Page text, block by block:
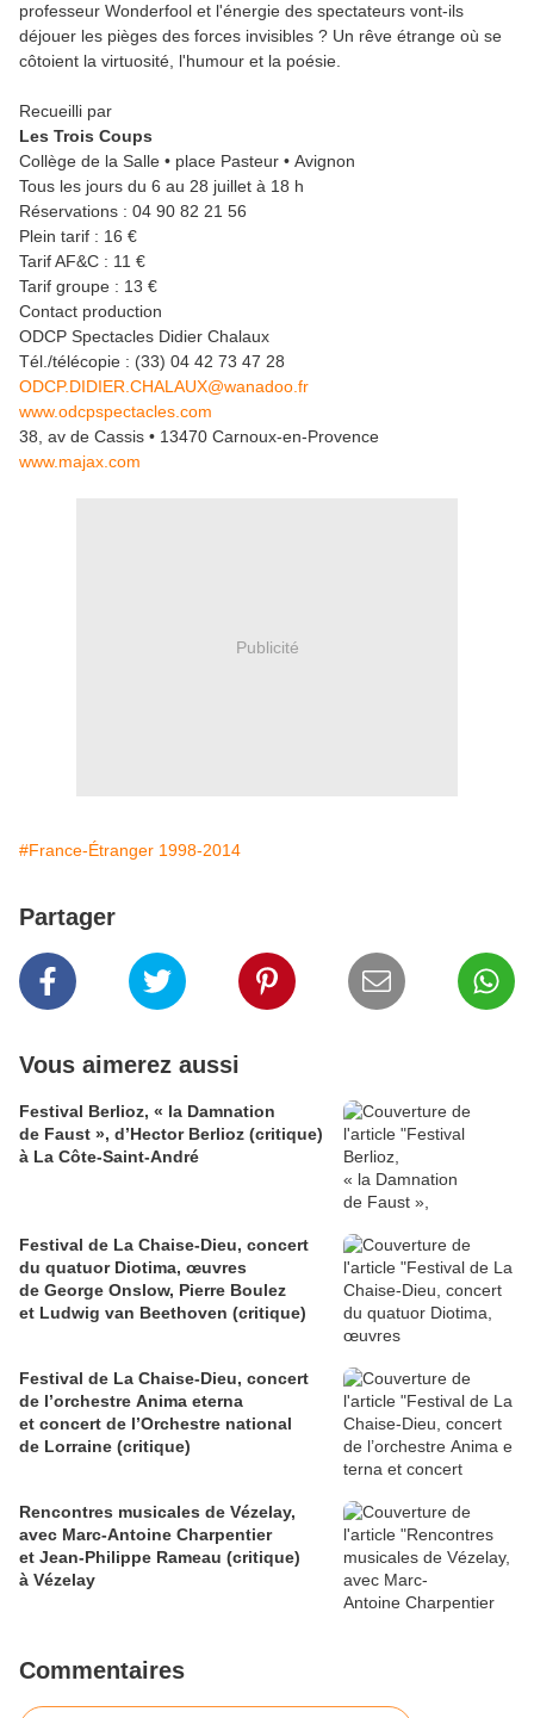
professeur Wonderfool et l'énergie des spectateurs vont-ils
déjouer les pièges des forces invisibles ? Un rêve étrange où se
côtoient la virtuosité, l'humour et la poésie.
Recueilli par
Les Trois Coups
Collège de la Salle • place Pasteur • Avignon
Tous les jours du 6 au 28 juillet à 18 h
Réservations : 04 90 82 21 56
Plein tarif : 16 €
Tarif AF&C : 11 €
Tarif groupe : 13 €
Contact production
ODCP Spectacles Didier Chalaux
Tél./télécopie : (33) 04 42 73 47 28
ODCP.DIDIER.CHALAUX@wanadoo.fr
www.odcpspectacles.com
38, av de Cassis • 13470 Carnoux-en-Provence
www.majax.com
Publicité
#France-Étranger 1998-2014
Partager
Vous aimerez aussi
Festival Berlioz, « la Damnation
de Faust », d’Hector Berlioz (critique)
à La Côte‑Saint‑André
Festival de La Chaise-Dieu, concert
du quatuor Diotima, œuvres
de George Onslow, Pierre Boulez
et Ludwig van Beethoven (critique)
Festival de La Chaise-Dieu, concert
de l’orchestre Anima eterna
et concert de l’Orchestre national
de Lorraine (critique)
Rencontres musicales de Vézelay,
avec Marc-Antoine Charpentier
et Jean-Philippe Rameau (critique)
à Vézelay
Commentaires